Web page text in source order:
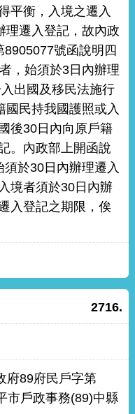
平衡，入境之遷入
理遷入登記，故內政
號函說明四
，始須於3日內辦理
出國及移民法施行
國民持我國護照或入
後30日內向原戶籍
。內政部上開函說
於30日內辦理遷入
境者須於30日內辦
入登記之期限，俟
2716.
府89府民戶字第
市戶政事務(89)中縣